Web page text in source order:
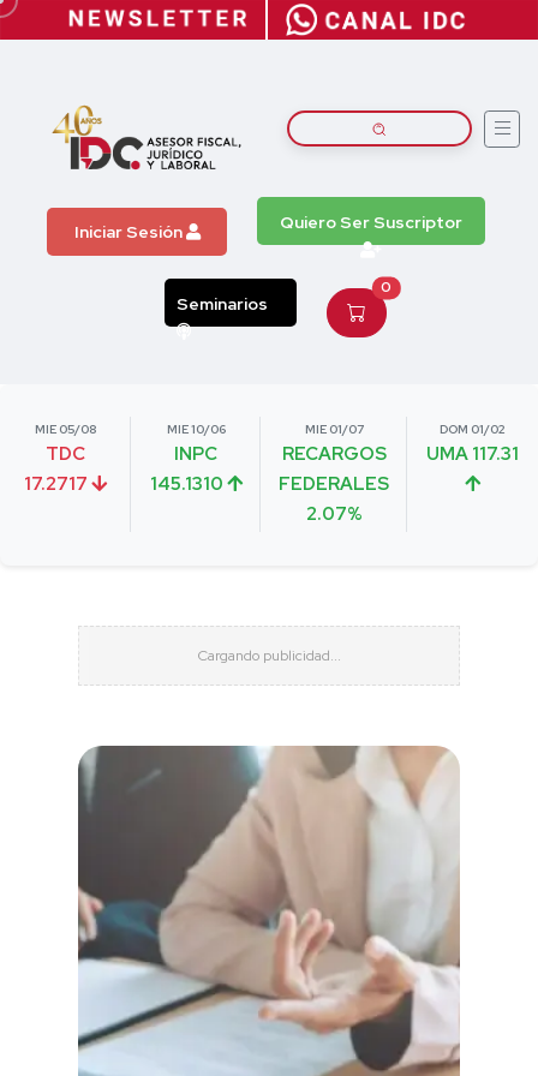
Iniciar Sesión Quiero Ser Suscriptor
Seminarios
0
MIE 05/08
TDC
17.2717
MIE 10/06
INPC
145.1310
MIE 01/07
RECARGOS
FEDERALES
2.07%
DOM 01/02
UMA 117.31